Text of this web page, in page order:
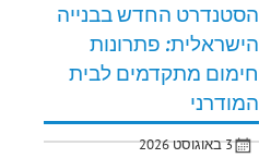
הסטנדרט החדש בבנייה
הישראלית: פתרונות
חימום מתקדמים לבית
המודרני
3 באוגוסט 2026